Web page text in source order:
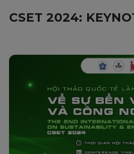
CSET 2024: